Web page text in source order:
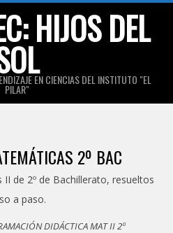
HIJOS DEL
EN CIENCIAS DEL INSTITUTO "EL
PILAR"
2º BAC
de 2º de Bachillerato, resueltos
a paso.
DIDÁCTICA MAT II 2º